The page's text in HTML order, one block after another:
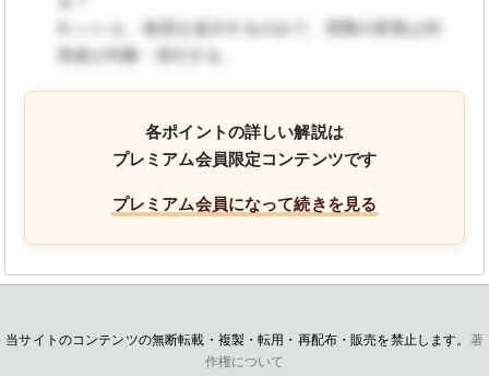
A: いいえ。推奨を提示するのみで、実際の変更は利
用者が判断・実行する。
各ポイントの詳しい解説は
プレミアム会員限定コンテンツです
プレミアム会員になって続きを見る
当サイトのコンテンツの無断転載・複製・転用・再配布・販売を禁止します。 著
作権について